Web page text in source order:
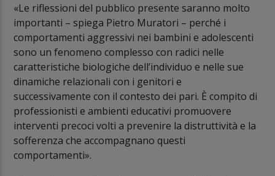
«Le riflessioni del pubblico presente saranno molto
importanti – spiega Pietro Muratori – perché i
comportamenti aggressivi nei bambini e adolescenti
sono un fenomeno complesso con radici nelle
caratteristiche biologiche dell’individuo e nelle sue
dinamiche relazionali con i genitori e
successivamente con il contesto dei pari. È compito di
professionisti e ambienti educativi promuovere
interventi precoci volti a prevenire la distruttività e la
sofferenza che accompagnano questi
comportamenti».